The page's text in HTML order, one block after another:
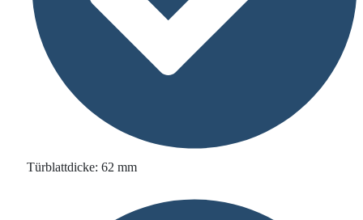
Türblattdicke: 62 mm